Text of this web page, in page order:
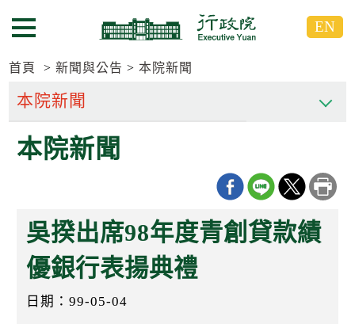
到
要
區
到
要
區
選單按鈕 EN
首頁 新聞與公告 本院新聞
本院新聞
吳揆出席98年度青創貸款績
優銀行表揚典禮
日期：99-05-04